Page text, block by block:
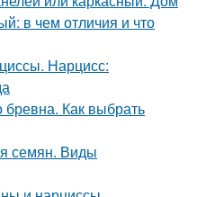
в чем отличия и что
Нарцисс:
Как выбрать
семян. Виды